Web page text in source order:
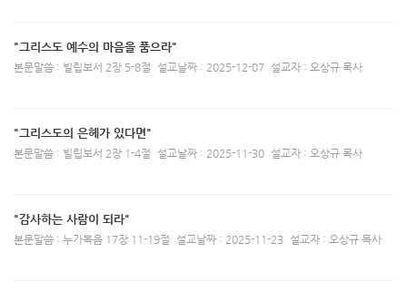
"그리스도 예수의 마음을 품으라"
본문말씀 : 빌립보서 2장 5-8절 설교날짜 : 2025-12-07 설교자 : 오상규 목사
"그리스도의 은헤가 있다면"
본문말씀 : 빌립보서 2장 1-4절 설교날짜 : 2025-11-30 설교자 : 오상규 목사
"감사하는 사람이 되라"
본문말씀 : 누가복음 17장 11-19절 설교날짜 : 2025-11-23 설교자 : 오상규 목사